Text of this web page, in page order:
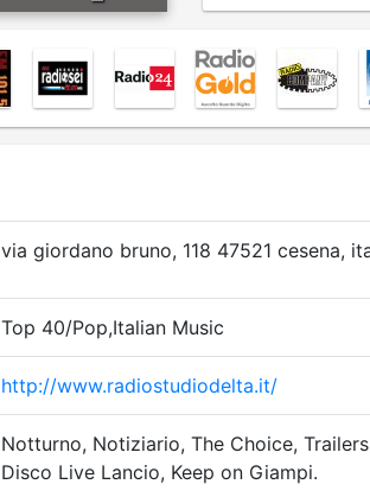
via giordano bruno, 118 47521 cesena,
Top 40/Pop,Italian Music
http://www.radiostudiodelta.it/
Notturno, Notiziario, The Choice,
Disco Live Lancio, Keep on Giampi.